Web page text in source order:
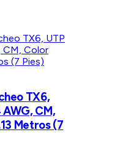
TX6,
CM,
Metros (7